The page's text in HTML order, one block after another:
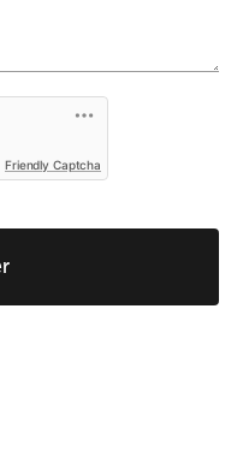
Friendly Captcha